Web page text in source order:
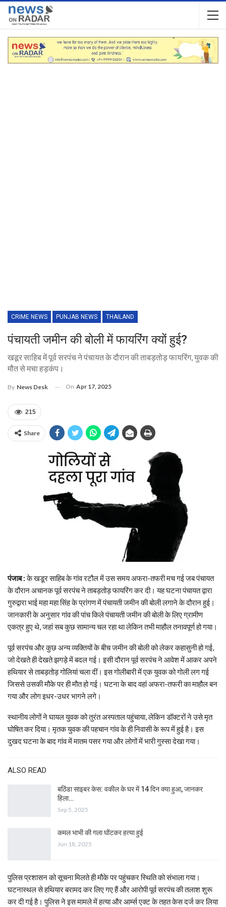
CRIME NEWS PUNJAB NEWS THAILAND
पंचायती जमीन की बोली में फायरिंग क्यों हुई?
खडूर साहिब में पूर्व सरपंच ने पंचायत के दौरान की ताबड़तोड़ फायरिंग, युवक की
मौत से मचा हड़कंप।
By News Desk On Apr 17, 2025
215
Share
पंजाब :के खडूर साहिब के गांव रटौल में उस समय अफरा-तफरी मच गई जब पंचायत
के दौरान अचानक पूर्व सरपंच ने ताबड़तोड़ फायरिंग कर दी। यह घटना पंचायत द्वारा
गुरुद्वारा भाई महा महा सिंह के प्रांगण में पंचायती जमीन की बोली लगाने के दौरान हुई।
जानकारी के अनुसार गांव की पांच किले पंचायती जमीन की बोली के लिए ग्रामीण
एकत्र हुए थे, जहां सब कुछ सामान्य चल रहा था लेकिन तभी माहौल तनावपूर्ण हो गया।
पूर्व सरपंच और कुछ अन्य व्यक्तियों के बीच जमीन की बोली को लेकर कहासुनी हो गई,
जो देखते ही देखते झगड़े में बदल गई। इसी दौरान पूर्व सरपंच ने आवेश में आकर अपने
हथियार से ताबड़तोड़ गोलियां चला दीं। इस गोलीबारी में एक युवक को गोली लग गई
जिससे उसकी मौके पर ही मौत हो गई। घटना के बाद वहां अफरा-तफरी का माहौल बन
गया और लोग इधर-उधर भागने लगे।
स्थानीय लोगों ने घायल युवक को तुरंत अस्पताल पहुंचाया, लेकिन डॉक्टरों ने उसे मृत
घोषित कर दिया। मृतक युवक की पहचान गांव के ही निवासी के रूप में हुई है। इस
दुखद घटना के बाद गांव में मातम पसर गया और लोगों में भारी गुस्सा देखा गया।
ALSO READ
बठिंडा साइबर केस: वकील के घर में 14 दिन क्या हुआ, जानकर
हिला…
Sep 5, 2025
कमल भाभी की गला घोंटकर हत्या हुई
Jun 18, 2025
पुलिस प्रशासन को सूचना मिलते ही मौके पर पहुंचकर स्थिति को संभाला गया।
घटनास्थल से हथियार बरामद कर लिए गए हैं और आरोपी पूर्व सरपंच की तलाश शुरू
कर दी गई है। पुलिस ने इस मामले में हत्या और आर्म्स एक्ट के तहत केस दर्ज कर लिया